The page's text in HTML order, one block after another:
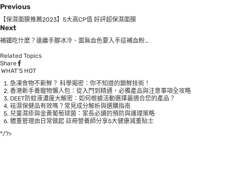
Previous
【保濕面膜推薦2023】5大高CP值 好評超保濕面膜
Next
補鐵吃什麼？遠離手腳冰冷、面無血色要入手這補血粉…
Related Topics
Share
WHAT’S HOT
急凍食物不新鮮？ 科學揭密：你不知道的鎖鮮技術！
香港新手養寵物懶人包：從入門到精通，必備產品與注意事項全攻略
DEET防蚊液濃度大解密：如何根據活動選擇最適合您的產品？
袪濕保健品有效嗎？常見成分解析與選購指南
兒童濕疹與金黃葡萄球菌：家長必讀的預防與護理策略
體重管理由日常做起 註冊營養師分享5大健康減重貼士
*/?>